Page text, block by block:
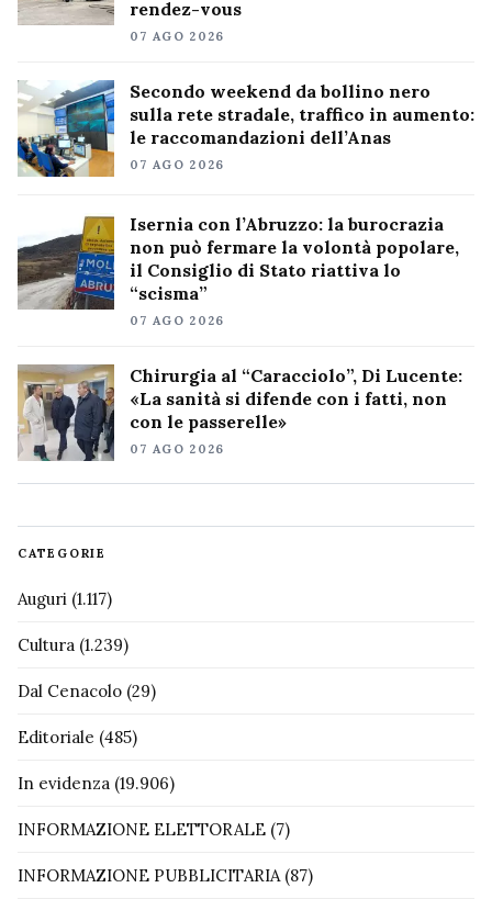
rendez-vous
07 AGO 2026
Secondo weekend da bollino nero
sulla rete stradale, traffico in aumento:
le raccomandazioni dell’Anas
07 AGO 2026
Isernia con l’Abruzzo: la burocrazia
non può fermare la volontà popolare,
il Consiglio di Stato riattiva lo
“scisma”
07 AGO 2026
Chirurgia al “Caracciolo”, Di Lucente:
«La sanità si difende con i fatti, non
con le passerelle»
07 AGO 2026
CATEGORIE
Auguri (1.117)
Cultura (1.239)
Dal Cenacolo (29)
Editoriale (485)
In evidenza (19.906)
INFORMAZIONE ELETTORALE (7)
INFORMAZIONE PUBBLICITARIA(87)